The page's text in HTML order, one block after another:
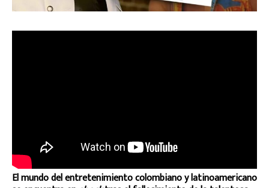
El mundo del entretenimiento colombiano y latinoamericano